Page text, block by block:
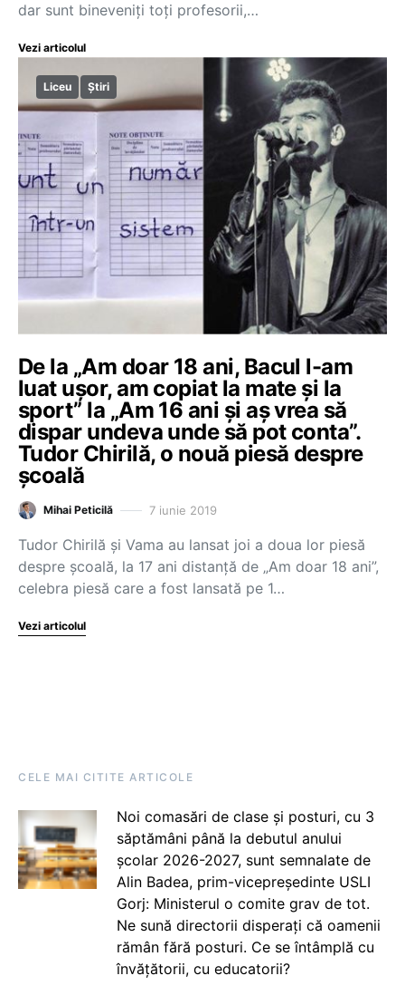
dar sunt bineveniți toți profesorii,…
Vezi articolul
Liceu Știri
De la „Am doar 18 ani, Bacul l-am
luat uşor, am copiat la mate şi la
sport” la „Am 16 ani și aș vrea să
dispar undeva unde să pot conta”.
Tudor Chirilă, o nouă piesă despre
şcoală
Mihai Peticilă 7 iunie 2019
Tudor Chirilă şi Vama au lansat joi a doua lor piesă
despre şcoală, la 17 ani distanţă de „Am doar 18 ani”,
celebra piesă care a fost lansată pe 1…
Vezi articolul
CELE MAI CITITE ARTICOLE
Noi comasări de clase și posturi, cu 3
săptămâni până la debutul anului
școlar 2026-2027, sunt semnalate de
Alin Badea, prim-vicepreședinte USLI
Gorj: Ministerul o comite grav de tot.
Ne sună directorii disperați că oamenii
rămân fără posturi. Ce se întâmplă cu
învățătorii, cu educatorii?